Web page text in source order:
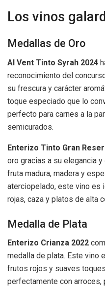
Los vinos
Medallas de Oro
Al Vent Tinto Syrah 2024
reconocimiento del
su frescura y carácter
toque especiado que lo
perfecto para carnes a la
semicurados.
Enterizo Tinto Gran
oro gracias a su elegancia
fruta madura, madera y
aterciopelado, este vino es
rojas, caza y platos de alta
Medalla de Plata
Enterizo Crianza 2022
medalla de plata. Este vino
frutos rojos y suaves
perfectamente con arroces,